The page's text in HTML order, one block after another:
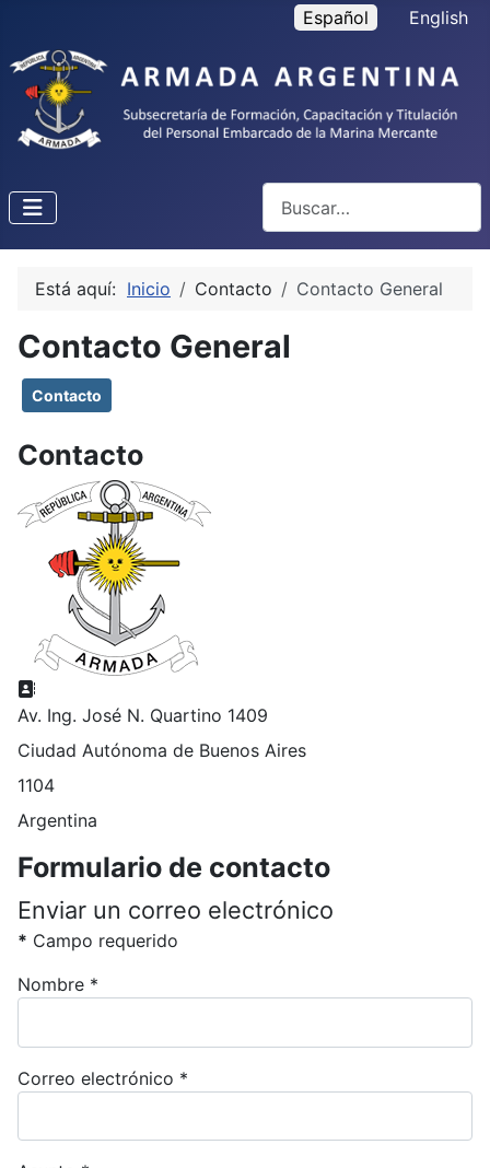
Español English
Está aquí: Inicio Contacto Contacto General
Contacto General
Contacto
Contacto
Dirección postal:
Av. Ing. José N. Quartino 1409
Ciudad Autónoma de Buenos Aires
1104
Argentina
Formulario de contacto
Enviar un correo electrónico
* Campo requerido
Nombre *
Correo electrónico *